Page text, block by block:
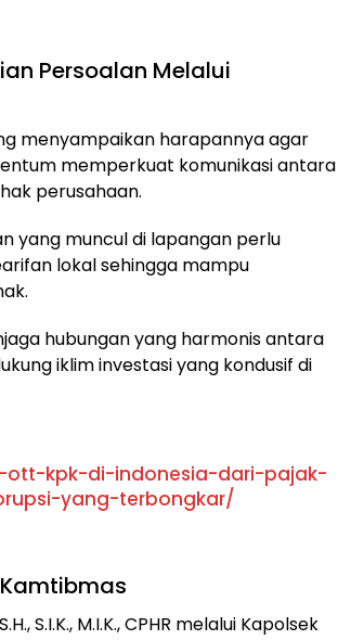
Persoalan Melalui
menyampaikan harapannya agar
memperkuat komunikasi antara
perusahaan.
yang muncul di lapangan perlu
lokal sehingga mampu
hubungan yang harmonis antara
iklim investasi yang kondusif di
kpk-di-indonesia-dari-pajak-
yang-terbongkar/
S.I.K., M.I.K., CPHR melalui Kapolsek